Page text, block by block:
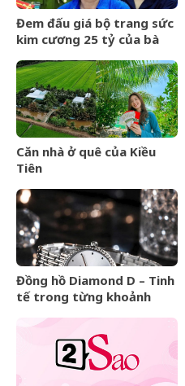
Đem đấu giá bộ trang sức
kim cương 25 tỷ của bà
hóa đơn nhưng món đắt
nhất giá 9,4 tỷ
Căn nhà ở quê của Kiều
Tiên
Đồng hồ Diamond D – Tinh
tế trong từng khoảnh